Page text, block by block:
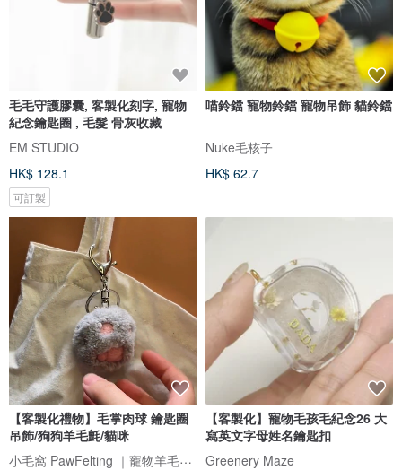
毛毛守護膠囊, 客製化刻字, 寵物
紀念鑰匙圈 , 毛髮 骨灰收藏
EM STUDIO
HK$ 128.1
可訂製
喵鈴鐺 寵物鈴鐺 寵物吊飾 貓鈴鐺
Nuke毛核子
HK$ 62.7
【客製化禮物】毛掌肉球 鑰匙圈
吊飾/狗狗羊毛氈/貓咪
小毛窩 PawFelting ｜寵物羊毛氈手作
【客製化】寵物毛孩毛紀念26 大
寫英文字母姓名鑰匙扣
Greenery Maze